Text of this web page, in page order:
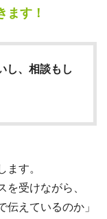
ます！
し、相談もし
す。
受けながら、
伝えているのか」